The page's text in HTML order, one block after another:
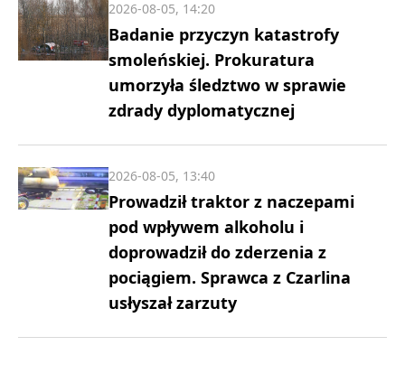
Badanie przyczyn katastrofy
smoleńskiej. Prokuratura
umorzyła śledztwo w sprawie
zdrady dyplomatycznej
2026-08-05, 14:20
Prowadził traktor z naczepami
pod wpływem alkoholu i
doprowadził do zderzenia z
pociągiem. Sprawca z Czarlina
usłyszał zarzuty
2026-08-05, 13:40